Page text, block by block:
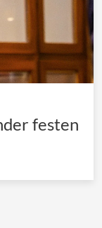
festen